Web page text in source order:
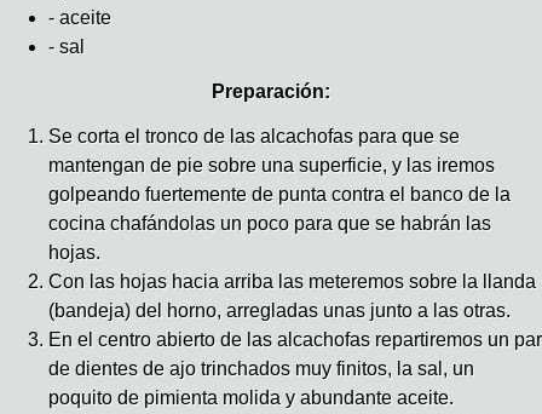
- aceite
- sal
Preparación:
Se corta el tronco de las alcachofas para que se
mantengan de pie sobre una superficie, y las iremos
golpeando fuertemente de punta contra el banco de la
cocina chafándolas un poco para que se habrán las
hojas.
Con las hojas hacia arriba las meteremos sobre la llanda
(bandeja) del horno, arregladas unas junto a las otras.
En el centro abierto de las alcachofas repartiremos un par
de dientes de ajo trinchados muy finitos, la sal, un
poquito de pimienta molida y abundante aceite.